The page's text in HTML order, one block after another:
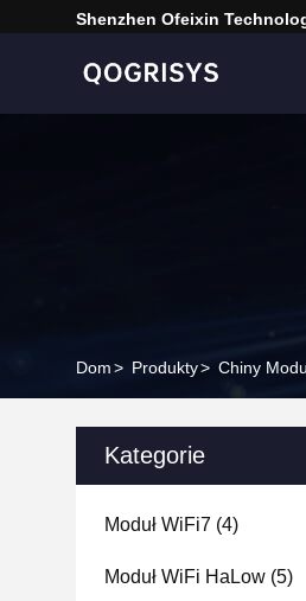
Shenzhen Ofeixin
Dom> Produkty> Chiny
Kategorie
Moduł WiFi7 (4)
Moduł WiFi HaLow (5)